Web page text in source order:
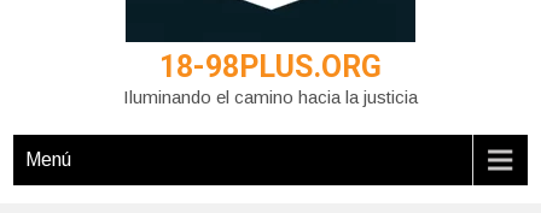
18-98PLUS.ORG
Iluminando el camino hacia la justicia
Menú